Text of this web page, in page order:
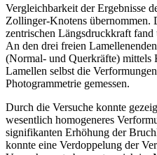
Vergleichbarkeit der Ergebnisse
Zollinger-Knotens übernommen.
zentrischen Längsdruckkraft fand
An den drei freien
(Normal- und Querkräfte) mittels
Lamellen selbst die
Photogrammetrie gemessen.
Durch die Versuche konnte
wesentlich homogeneres
signifikanten Erhöhung der
konnte eine Verdoppelung der